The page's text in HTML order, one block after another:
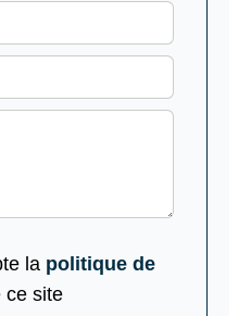
la politique de
ce site